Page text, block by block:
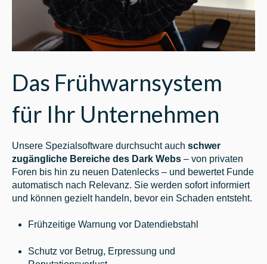
Das Frühwarnsystem
für Ihr Unternehmen
Unsere Spezialsoftware durchsucht auch schwer
zugängliche Bereiche des Dark Webs – von privaten
Foren bis hin zu neuen Datenlecks – und bewertet Funde
automatisch nach Relevanz. Sie werden sofort informiert
und können gezielt handeln, bevor ein Schaden entsteht.
Frühzeitige Warnung vor Datendiebstahl
Schutz vor Betrug, Erpressung und